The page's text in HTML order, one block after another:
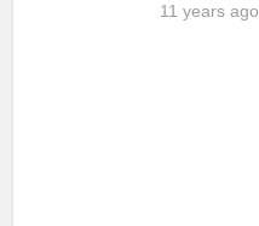
11 years ago